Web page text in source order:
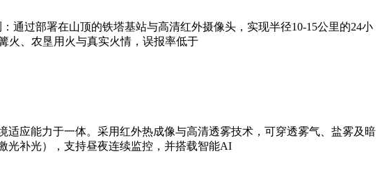
通过部署在山顶的铁塔基站与高清红外摄像头，实现半径10-15公里的24小
火、农垦用火与真实火情，误报率低于
应能力于一体。采用红外热成像与高清透雾技术，可穿透雾气、盐雾及暗
光补光），支持昼夜连续监控，并搭载智能AI